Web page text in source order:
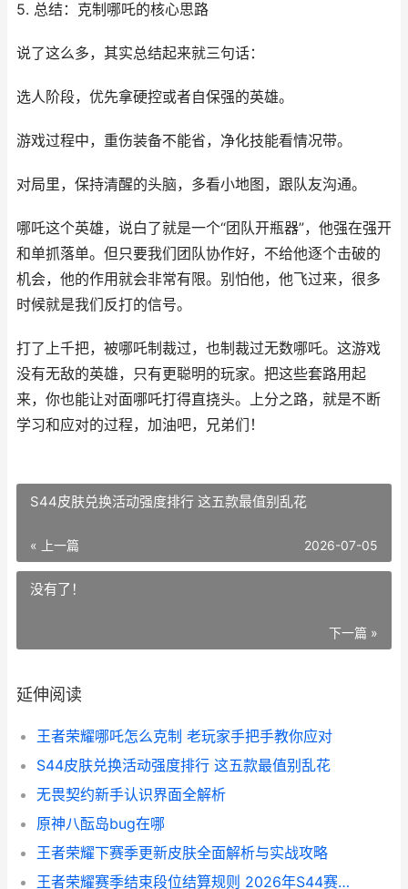
5. 总结：克制哪吒的核心思路
说了这么多，其实总结起来就三句话：
选人阶段，优先拿硬控或者自保强的英雄。
游戏过程中，重伤装备不能省，净化技能看情况带。
对局里，保持清醒的头脑，多看小地图，跟队友沟通。
哪吒这个英雄，说白了就是一个“团队开瓶器”，他强在强开
和单抓落单。但只要我们团队协作好，不给他逐个击破的
机会，他的作用就会非常有限。别怕他，他飞过来，很多
时候就是我们反打的信号。
打了上千把，被哪吒制裁过，也制裁过无数哪吒。这游戏
没有无敌的英雄，只有更聪明的玩家。把这些套路用起
来，你也能让对面哪吒打得直挠头。上分之路，就是不断
学习和应对的过程，加油吧，兄弟们！
S44皮肤兑换活动强度排行 这五款最值别乱花
« 上一篇 2026-07-05
没有了！
下一篇 »
延伸阅读
王者荣耀哪吒怎么克制 老玩家手把手教你应对
S44皮肤兑换活动强度排行 这五款最值别乱花
无畏契约新手认识界面全解析
原神八酝岛bug在哪
王者荣耀下赛季更新皮肤全面解析与实战攻略
王者荣耀赛季结束段位结算规则 2026年S44赛季实战详解